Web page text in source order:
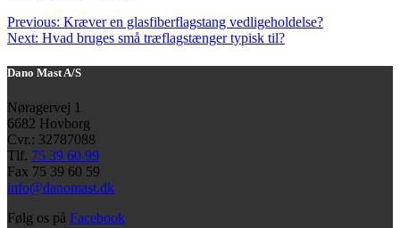
Indlægsnavigation
Previous: Kræver en glasfiberflagstang vedligeholdelse?
Next: Hvad bruges små træflagstænger typisk til?
Dano Mast A/S
Nøragervej 1
6682 Hovborg
Cvr.: 32787088
Tlf. 75 39 60 99
Fax 75 39 60 59
info@danomast.dk
Følg os på Facebook